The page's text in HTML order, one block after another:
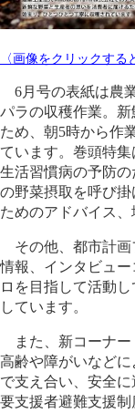
〈画像をクリックす
6月号の表紙は農
パラの収穫作業。
ため、朝5時から作
ています。巻頭特集
生活習慣病の予防
の野菜摂取を呼び
ためのアドバイス
その他、都市計画
情報、インタビュ
ロを目指して活動
しています。
また、新コーナー
高齢や障がいなど
で支え合い、安全
要支援者避難支援